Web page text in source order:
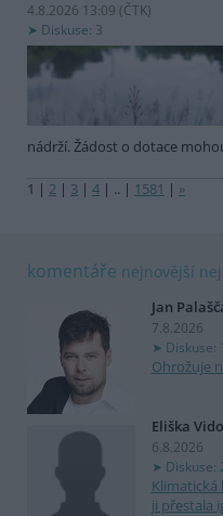
4.8.2026 13:09 (ČTK)
Diskuse: 3
nádrží. Žádost o dotace
1 | 2 | 3 | 4 | .. | 1581 | »
komentáře nejnovější
Jan
7.8.2026
Diskuse:
Ohrožuje
Eliška
6.8.2026
Diskuse:
Klimatická
ji přestala